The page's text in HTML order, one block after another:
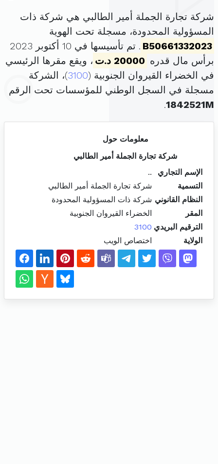
شركة تجارة الجملة أمير الطالبي هي شركة ذات
المسؤولية المحدودة، مسجلة تحت الهوية
B50661332023
. تم تأسيسها في 10 أكتوبر 2023
برأس مال قدره 20000 د.ت
، ويقع مقرها الرئيسي
في الخضراء القيروان الجنوبية (3100)، الشركة
مسجلة في السجل الوطني للمؤسسات تحت الرقم
1842521M
.
معلومات حول
شركة تجارة الجملة أمير الطالبي
الإسم التجاري
..
التسمية
شركة تجارة الجملة أمير الطالبي
النظام القانوني شركة ذات المسؤولية المحدودة
المقر
الخضراء القيروان الجنوبية
الترقيم البريدي 3100
الولاية
اختصاص الويب